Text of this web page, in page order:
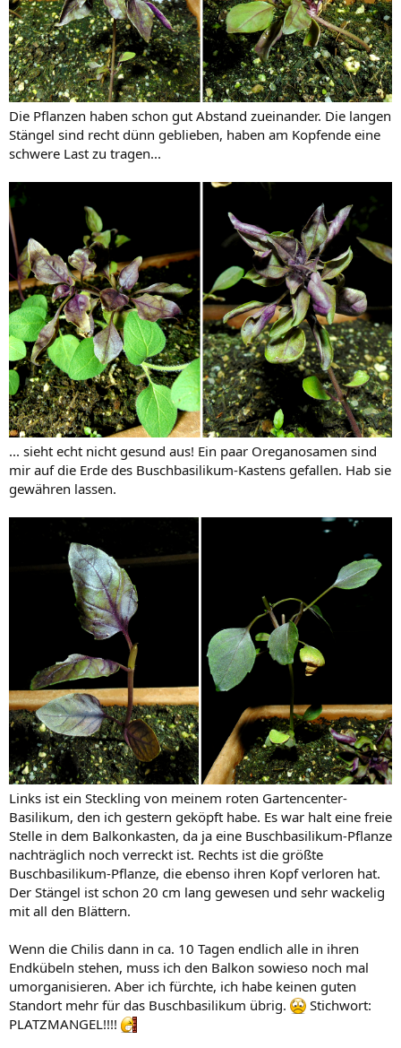
Die Pflanzen haben schon gut Abstand zueinander. Die langen
Stängel sind recht dünn geblieben, haben am Kopfende eine
schwere Last zu tragen...
... sieht echt nicht gesund aus! Ein paar Oreganosamen sind
mir auf die Erde des Buschbasilikum-Kastens gefallen. Hab sie
gewähren lassen.
Links ist ein Steckling von meinem roten Gartencenter-
Basilikum, den ich gestern geköpft habe. Es war halt eine freie
Stelle in dem Balkonkasten, da ja eine Buschbasilikum-Pflanze
nachträglich noch verreckt ist. Rechts ist die größte
Buschbasilikum-Pflanze, die ebenso ihren Kopf verloren hat.
Der Stängel ist schon 20 cm lang gewesen und sehr wackelig
mit all den Blättern.
Wenn die Chilis dann in ca. 10 Tagen endlich alle in ihren
Endkübeln stehen, muss ich den Balkon sowieso noch mal
umorganisieren. Aber ich fürchte, ich habe keinen guten
Standort mehr für das Buschbasilikum übrig.
Stichwort:
PLATZMANGEL!!!!